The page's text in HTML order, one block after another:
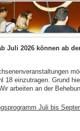
Juli 2026 können ab
18 einzutragen. Grund
arbeiten an der
Juli bis